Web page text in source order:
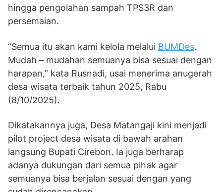
hingga pengolahan sampah TPS3R dan
persemaian.
“Semua itu akan kami kelola melalui BUMDes.
Mudah – mudahan semuanya bisa sesuai dengan
harapan,” kata Rusnadi, usai menerima anugerah
desa wisata terbaik tahun 2025, Rabu
(8/10/2025).
Dikatakannya juga, Desa Matangaji kini menjadi
pilot project desa wisata di bawah arahan
langsung Bupati Cirebon. Ia juga berharap
adanya dukungan dari semua pihak agar
semuanya bisa berjalan sesuai dengan yang